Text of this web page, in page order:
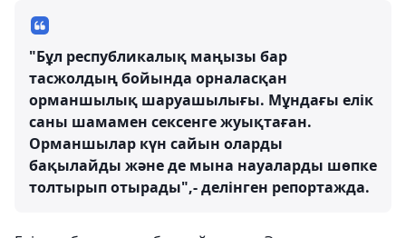
"Бұл республикалық маңызы бар
тасжолдың бойында орналасқан
орманшылық шаруашылығы. Мұндағы елік
саны шамамен сексенге жуықтаған.
Орманшылар күн сайын оларды
бақылайды және де мына науаларды шөпке
толтырып отырады",- делінген репортажда.